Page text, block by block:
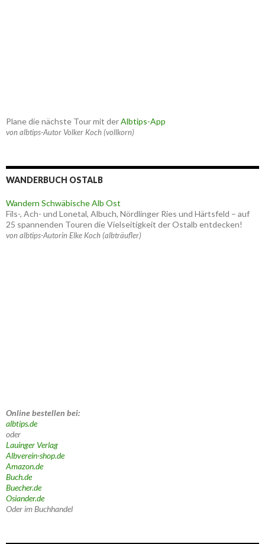
Plane die nächste Tour mit derAlbtips-App
von albtips-Autor Volker Koch (vollkorn)
WANDERBUCH OSTALB
Wandern Schwäbische Alb Ost
Fils-, Ach- und Lonetal, Albuch, Nördlinger Ries und Härtsfeld – auf
25 spannenden Touren die Vielseitigkeit der Ostalb entdecken!
von albtips-Autorin Elke Koch (albträufler)
Online bestellen bei:
albtips.de
oder
Lauinger Verlag
Albverein-shop.de
Amazon.de
Buch.de
Buecher.de
Osiander.de
Oder im Buchhandel